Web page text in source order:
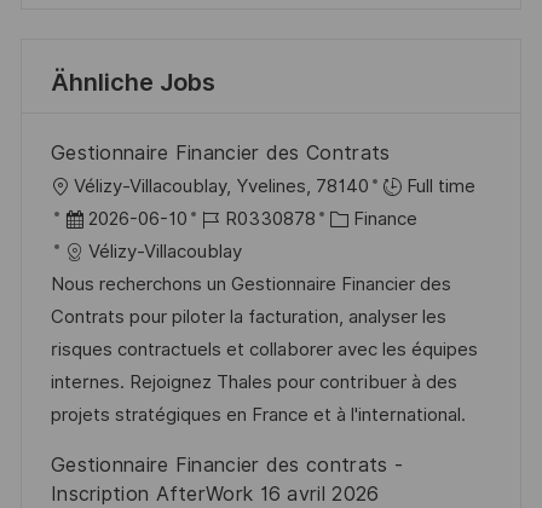
Ähnliche Jobs
Gestionnaire Financier des Contrats
O
r
t
Vélizy-Villacoublay, Yvelines, 78140
Full time
D
a
t
u
m
d
e
V
2026-06-10
J
o
b
-
I
D
R0330878
K
t
e
g
o
r
e
Finance
Vélizy-Villacoublay
Nous recherchons un Gestionnaire Financier des
Contrats pour piloter la facturation, analyser les
risques contractuels et collaborer avec les équipes
internes. Rejoignez Thales pour contribuer à des
projets stratégiques en France et à l'international.
Gestionnaire Financier des contrats -
Inscription AfterWork 16 avril 2026